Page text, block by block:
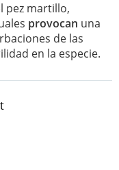
pez martillo,
provocan una
de las
en la especie.